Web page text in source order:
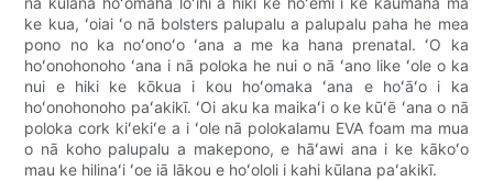
ke kua, ʻoiai ʻo nā bolsters palupalu a palupalu paha he mea
pono no ka noʻonoʻo ʻana a me ka hana prenatal. ʻO ka
hoʻonohonoho ʻana i nā poloka he nui o nā ʻano like ʻole o ka
nui e hiki ke kōkua i kou hoʻomaka ʻana e hoʻāʻo i ka
hoʻonohonoho paʻakikī. ʻOi aku ka maikaʻi o ke kūʻē ʻana o nā
poloka cork kiʻekiʻe a i ʻole nā ​​​​polokalamu EVA foam ma mua
o nā koho palupalu a makepono, e hāʻawi ana i ke kākoʻo
mau ke hilinaʻi ʻoe iā lākou e hoʻololi i kahi kūlana paʻakikī.